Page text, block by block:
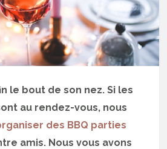
le bout de son nez. Si les
au rendez-vous, nous
des BBQ parties
amis. Nous vous avons